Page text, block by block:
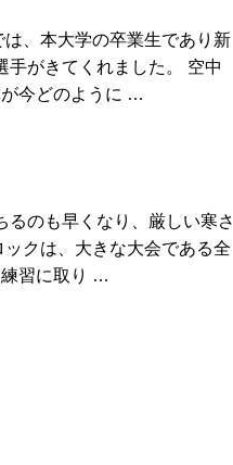
、本大学の卒業生であり新
がきてくれました。 空中
今どのように …
るのも早くなり、厳しい寒さ
クは、大きな大会である全
練習に取り …